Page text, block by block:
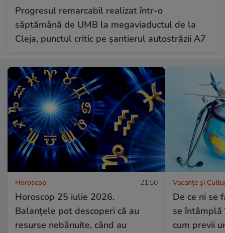
Progresul remarcabil realizat într-o
săptămână de UMB la megaviaductul de la
Cleja, punctul critic pe șantierul autostrăzii A7
Horoscop 21:50
Horoscop 25 iulie 2026.
Balanțele pot descoperi că au
resurse nebănuite, când au
Vacanțe și
De ce ni se
se
cum previi